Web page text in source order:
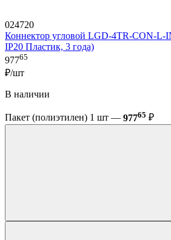
024720
Коннектор угловой LGD-4TR-CON-L-
IP20 Пластик, 3 года)
97765
₽/шт
В наличии
Пакет (полиэтилен) 1 шт — 97765 ₽